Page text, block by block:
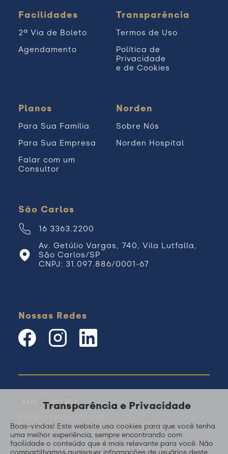
Transparência e Privacidade
Boas-vindas! Este website usa cookies para que você tenha
uma melhor experiência, sempre encontrando com
facilidade o conteúdo que é mais relevante para você. Não
compartilhamos quaisquer informações de usuários deste
Facilidades
2ª Via de Boleto
Agendamento
Transparência
Termos de Uso
Política de
Privacidade
e de Cookies
Planos
Para Sua Família
Para Sua Empresa
Falar com um
Consultor
Norden
Sobre Nós
Norden Hospital
São Carlos
16 3363.2200
Av. Getúlio Vargas, 740, Vila Lutfalla,
São Carlos/SP
CNPJ: 31.097.886/0001-67
Nossas Redes
Dr. André Luis Gomes | CRM 139.237
© 2026 Personal Care Operadora de Saúde